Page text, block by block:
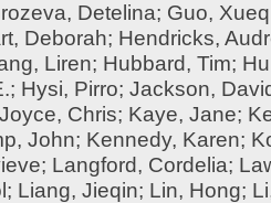
Detelina; Guo,
Deborah; Hendricks,
Liren; Hubbard, Tim;
; Hysi, Pirro; Jackson,
Joyce, Chris; Kaye, Jane;
John; Kennedy, Karen;
; Langford, Cordelia;
; Liang, Jieqin; Lin, Hong;